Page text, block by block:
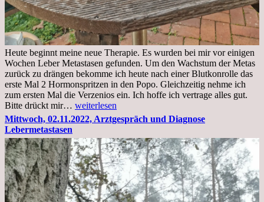
Heute beginnt meine neue Therapie. Es wurden bei mir vor einigen
Wochen Leber Metastasen gefunden. Um den Wachstum der Metas
zurück zu drängen bekomme ich heute nach einer Blutkonrolle das
erste Mal 2 Hormonspritzen in den Popo. Gleichzeitig nehme ich
zum ersten Mal die Verzenios ein. Ich hoffe ich vertrage alles gut.
Bitte drückt mir… Mittwoch,
09.11.2022
weiterlesen
Mittwoch, 02.11.2022, Arztgespräch und Diagnose
Lebermetastasen